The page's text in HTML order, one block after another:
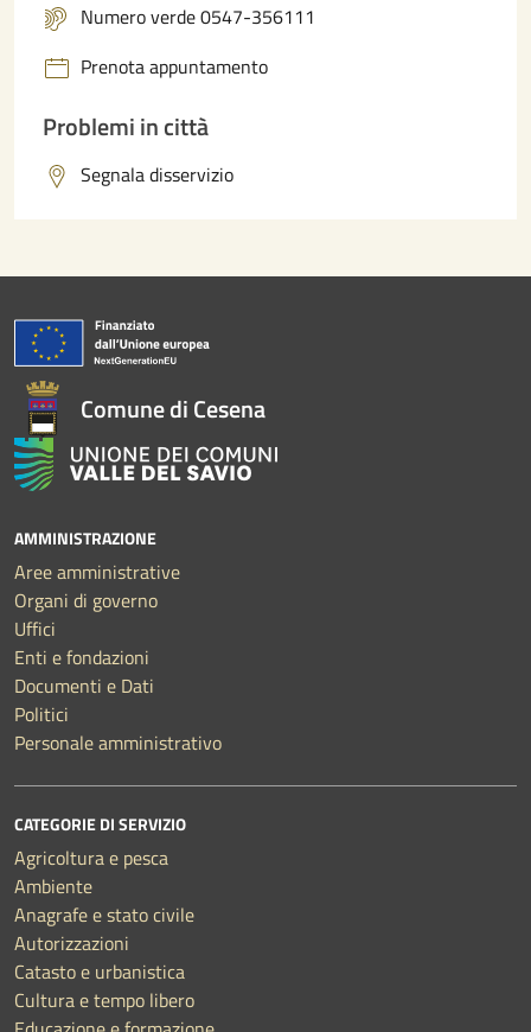
Numero verde 0547-356111
Prenota appuntamento
Problemi in città
Segnala disservizio
Comune di Cesena
AMMINISTRAZIONE
Aree amministrative
Organi di governo
Uffici
Enti e fondazioni
Documenti e Dati
Politici
Personale amministrativo
CATEGORIE DI SERVIZIO
Agricoltura e pesca
Ambiente
Anagrafe e stato civile
Autorizzazioni
Catasto e urbanistica
Cultura e tempo libero